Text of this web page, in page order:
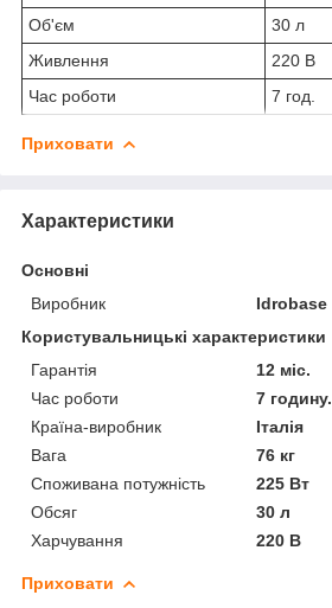
Об'єм
30 л
Живлення
220 В
Час роботи
7 год.
Приховати
Характеристики
Основні
Виробник
Idrobase
Користувальницькі характеристики
Гарантія
12 міс.
Час роботи
7 годину.
Країна-виробник
Італія
Вага
76 кг
Споживана потужність
225 Вт
Обсяг
30 л
Харчування
220 В
Приховати